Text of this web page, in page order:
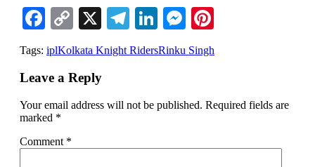
Facebook
Copy
Link
X Telegram
LinkedIn
Messenger
Tags: iplKolkata Knight RidersRinku Singh
Leave a Reply
Your email address will not be published. Required fields are
marked *
Comment *